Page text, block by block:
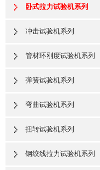
卧式拉力试验机系列
冲击试验机系列
管材环刚度试验机系列
弹簧试验机系列
弯曲试验机系列
扭转试验机系列
钢绞线拉力试验机系列